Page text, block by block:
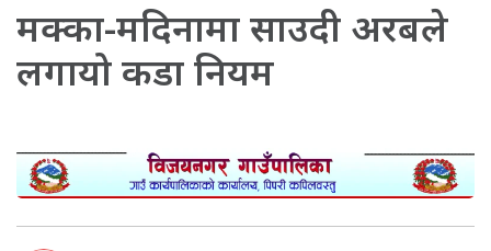
मक्का-मदिनामा साउदी अरबले
लगायो कडा नियम